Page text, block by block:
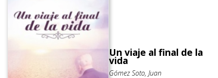
Un viaje al final de la
vida
Gómez Soto, Juan